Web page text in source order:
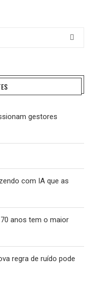
gestores
com IA que as
anos tem o maior
regra de ruído pode